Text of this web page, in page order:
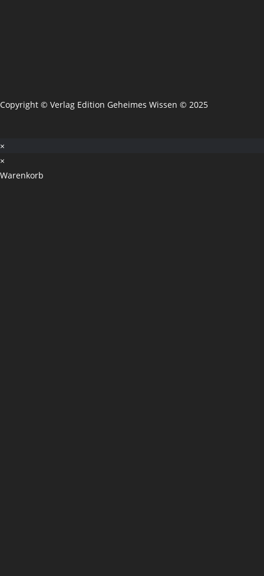
Copyright © Verlag Edition Geheimes Wissen © 2025
×
×
Warenkorb